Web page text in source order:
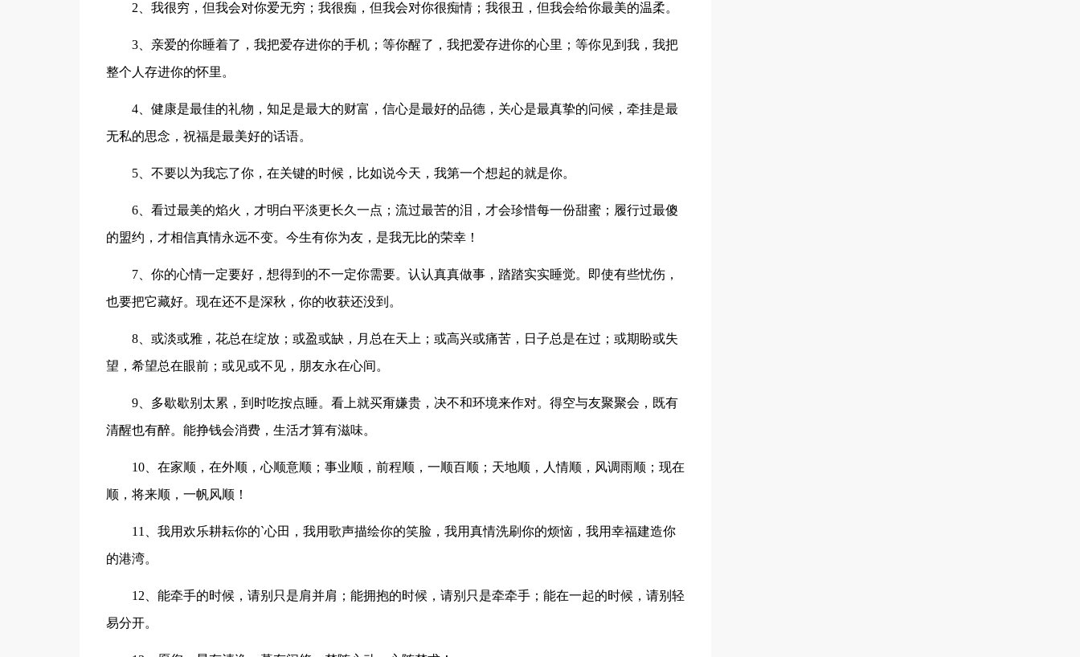
2、我很穷，但我会对你爱无穷；我很痴，但我会对你很痴情；我很丑，但我会给你最美的温柔。
3、亲爱的你睡着了，我把爱存进你的手机；等你醒了，我把爱存进你的心里；等你见到我，我把
整个人存进你的怀里。
4、健康是最佳的礼物，知足是最大的财富，信心是最好的品德，关心是最真挚的问候，牵挂是最
无私的思念，祝福是最美好的话语。
5、不要以为我忘了你，在关键的时候，比如说今天，我第一个想起的就是你。
6、看过最美的焰火，才明白平淡更长久一点；流过最苦的泪，才会珍惜每一份甜蜜；履行过最傻
的盟约，才相信真情永远不变。今生有你为友，是我无比的荣幸！
7、你的心情一定要好，想得到的不一定你需要。认认真真做事，踏踏实实睡觉。即使有些忧伤，
也要把它藏好。现在还不是深秋，你的收获还没到。
8、或淡或雅，花总在绽放；或盈或缺，月总在天上；或高兴或痛苦，日子总是在过；或期盼或失
望，希望总在眼前；或见或不见，朋友永在心间。
9、多歇歇别太累，到时吃按点睡。看上就买甭嫌贵，决不和环境来作对。得空与友聚聚会，既有
清醒也有醉。能挣钱会消费，生活才算有滋味。
10、在家顺，在外顺，心顺意顺；事业顺，前程顺，一顺百顺；天地顺，人情顺，风调雨顺；现在
顺，将来顺，一帆风顺！
11、我用欢乐耕耘你的`心田，我用歌声描绘你的笑脸，我用真情洗刷你的烦恼，我用幸福建造你
的港湾。
12、能牵手的时候，请别只是肩并肩；能拥抱的时候，请别只是牵牵手；能在一起的时候，请别轻
易分开。